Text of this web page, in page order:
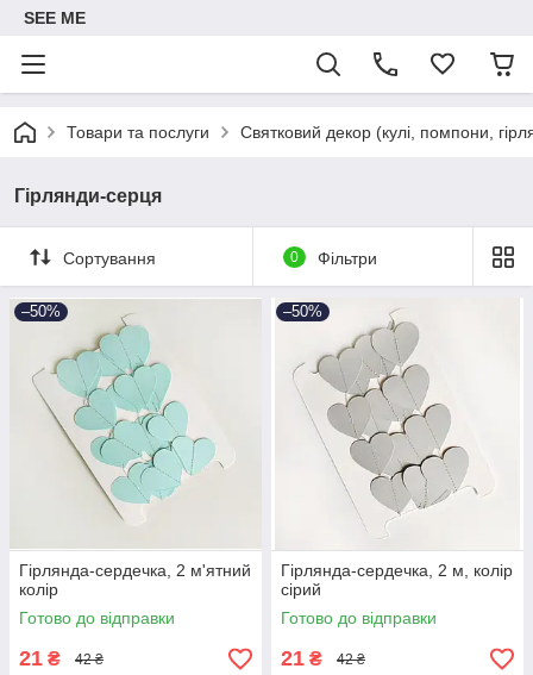
SEE ME
Товари та послуги Святковий декор (кулі, помпони,
Гірлянди-серця
Сортування 0 Фільтри
–50%
Гірлянда-сердечка, 2 м'ятний
колір
Готово до відправки
21 ₴ 42 ₴
–50%
Гірлянда-сердечка, 2 м, колір
сірий
Готово до відправки
21 ₴ 42 ₴